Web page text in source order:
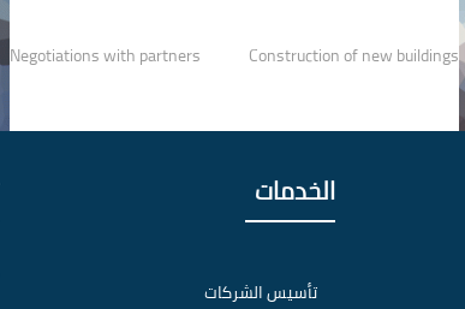
Construction of new buildings
Negotiations with partners
الخدمات
تأسيس الشركات